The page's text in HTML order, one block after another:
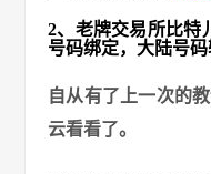
2、老牌交易所比特
号码绑定，大陆号
自从有了上一次的
云看看了。